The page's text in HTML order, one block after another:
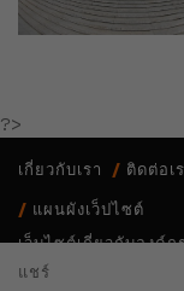
แชร์
?>
เกี่ยวกับเรา ติดต่อเ
แผนผังเว็ปไซต์
เว็บไซต์เกี่ยวกับองค์
Copyright Notice @